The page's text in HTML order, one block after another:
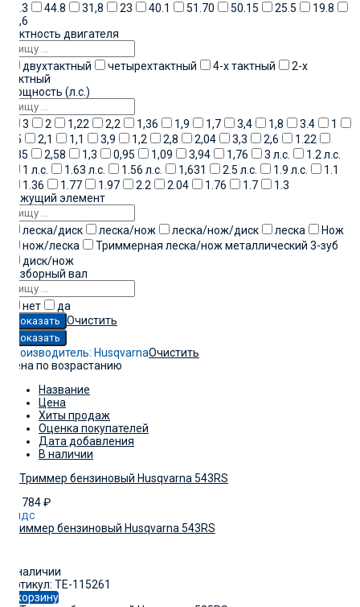
35.3
44.8 31,8 23 40.1 51.70 50.15 25.5
19.8
50,6
Тактность двигателя
двухтактный четырехтактный 4-х тактный
2-х
тактный
Мощность (л.с.)
3 2 1,22 2,2 1,36 1,9 1,7 3,4 1,8 3.4
1
2,5
2,1 1,1 3,9 1,2 2,8 2,04 3,3 2,6
1.22
1,35
2,58 1,3 0,95 1,09 3,94 1,76 3 л.с.
1.2 л.с.
1 л.с.
1.63 л.с. 1.56 л.с. 1,631 2.5 л.с. 1.9 л.с.
1.1
1.36
1.77 1.97 2.2 2.04 1.76 1.7
1.3
Режущий элемент
леска/диск леска/нож леска/нож/диск леска
Нож
нож/леска
Триммерная леска/нож металлический 3-зуб
диск/нож
Разборный вал
нет
да
Очистить
Производитель: HusqvarnaОчистить
Цена по возрастанию
Название
Цена
Хиты продаж
Оценка покупателей
Дата добавления
В наличии
54 784₽
с НДС
Триммер бензиновый Husqvarna 543RS
В наличии
Артикул: TE-115261
В корзину